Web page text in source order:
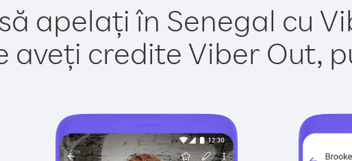
apelați în Senegal cu
aveți credite Viber Out,